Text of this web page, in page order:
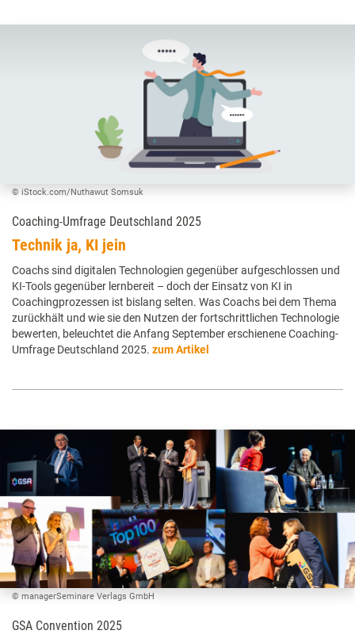
© iStock.com/Nuthawut Somsuk
Coaching-Umfrage Deutschland 2025
Technik ja, KI jein
Coachs sind digitalen Technologien gegenüber aufgeschlossen und
KI-Tools gegenüber lernbereit – doch der Einsatz von KI in
Coachingprozessen ist bislang selten. Was Coachs bei dem Thema
zurückhält und wie sie den Nutzen der fortschrittlichen Technologie
bewerten, beleuchtet die Anfang September erschienene Coaching-
Umfrage Deutschland 2025. zum Artikel
© managerSeminare Verlags GmbH
GSA Convention 2025